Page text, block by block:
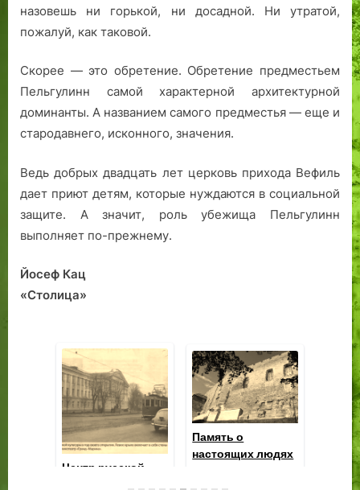
назовешь ни горькой, ни досадной. Ни утратой,
пожалуй, как таковой.
Скорее — это обретение. Обретение предместьем
Пельгулинн самой характерной архитектурной
доминанты. А названием самого предместья — еще и
стародавнего, исконного, значения.
Ведь добрых двадцать лет церковь прихода Вефиль
дает приют детям, которые нуждаются в социальной
защите. А значит, роль убежища Пельгулинн
выполняет по-прежнему.
Йосеф Кац
«Столица»
Александр
Пешков, директор
гимназии в
кожи.